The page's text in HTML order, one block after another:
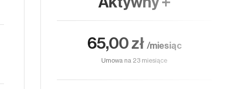
65,00 zł /miesiąc
Umowa na 23 miesiące